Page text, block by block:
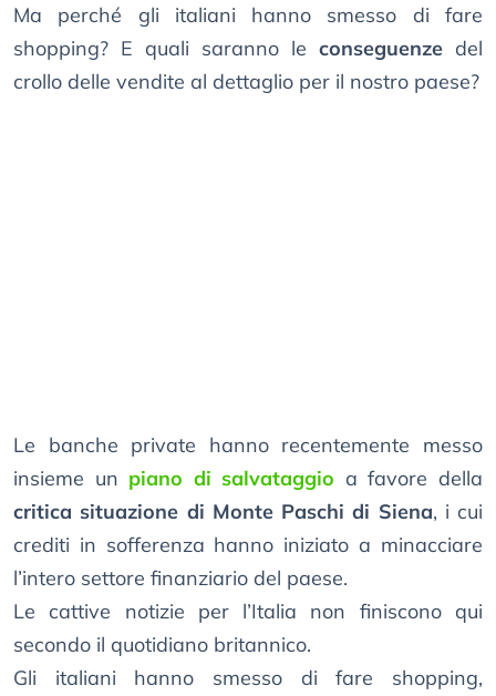
Ma perché gli italiani hanno smesso di fare
shopping? E quali saranno le conseguenze del
crollo delle vendite al dettaglio per il nostro paese?
Le banche private hanno recentemente messo
insieme un piano di salvataggio a favore della
critica situazione di Monte Paschi di Siena, i cui
crediti in sofferenza hanno iniziato a minacciare
l’intero settore finanziario del paese.
Le cattive notizie per l’Italia non finiscono qui
secondo il quotidiano britannico.
Gli italiani hanno smesso di fare shopping,